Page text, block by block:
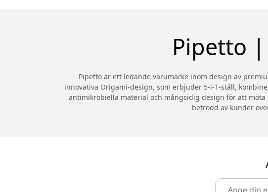
Pipetto
Pipetto är ett ledande varumärke inom design av
innovativa Origami-design, som erbjuder 5-i-1-ställ,
antimikrobiella material och mångsidig design för att
betrodd av kunder